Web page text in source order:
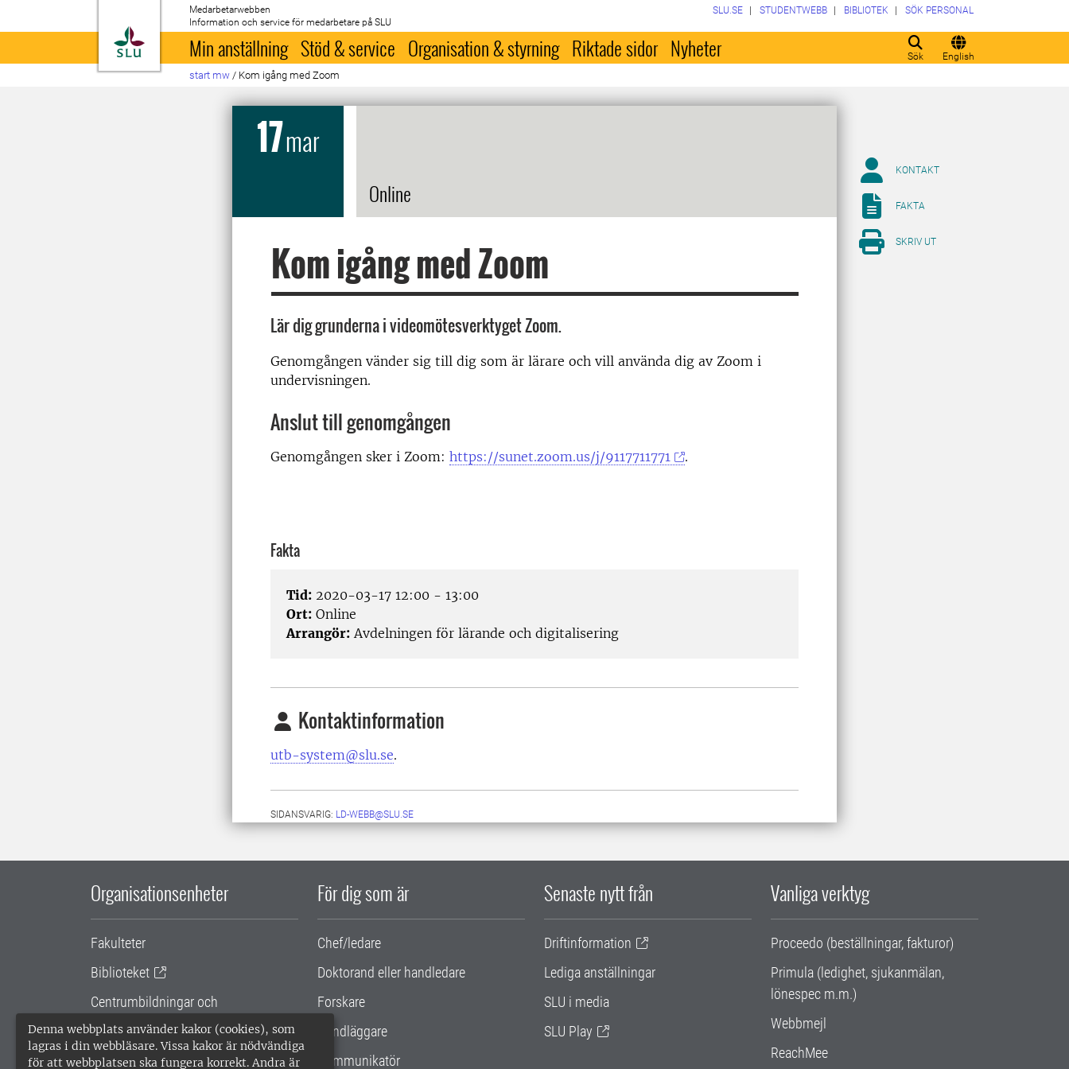
Denna webbplats använder kakor (cookies), som
lagras i din webbläsare. Vissa kakor är nödvändiga
för att webbplatsen ska fungera korrekt. Andra är
Till startsida
Medarbetarwebben
Information och service för medarbetare på SLU
Sök English
SLU.SE STUDENTWEBB BIBLIOTEK SÖK PERSONAL
Min anställning Stöd & service Organisation & styrning Riktade sidor Nyheter
start mw / Kom igång med Zoom
17mar
Online
Kom igång med Zoom
Lär dig grunderna i videomötesverktyget Zoom.
Genomgången vänder sig till dig som är lärare och vill använda dig av Zoom i
undervisningen.
Anslut till genomgången
Genomgången sker i Zoom: https://sunet.zoom.us/j/9117711771 .
Fakta
Tid: 2020-03-17 12:00 - 13:00
Ort: Online
Arrangör: Avdelningen för lärande och digitalisering
Kontaktinformation
utb-system@slu.se.
SIDANSVARIG: LD-WEBB@SLU.SE
KONTAKT
FAKTA
SKRIV UT
Organisationsenheter
Fakulteter
Biblioteket
Centrumbildningar och
samarbetsprojekt
Gemensamma verksamhetsstödet
För dig som är
Chef/ledare
Doktorand eller handledare
Forskare
Handläggare
Kommunikatör
Senaste nytt från
Driftinformation
Lediga anställningar
SLU i media
SLU Play
Vanliga verktyg
Proceedo (beställningar, fakturor)
Primula (ledighet, sjukanmälan,
lönespec m.m.)
Webbmejl
ReachMee